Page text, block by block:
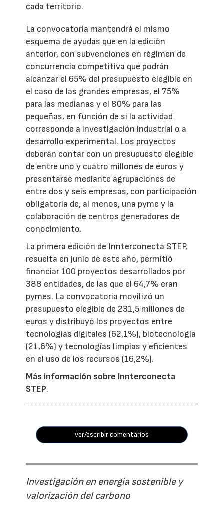
cada territorio.
La convocatoria mantendrá el mismo
esquema de ayudas que en la edición
anterior, con subvenciones en régimen de
concurrencia competitiva que podrán
alcanzar el 65% del presupuesto elegible en
el caso de las grandes empresas, el 75%
para las medianas y el 80% para las
pequeñas, en función de si la actividad
corresponde a investigación industrial o a
desarrollo experimental. Los proyectos
deberán contar con un presupuesto elegible
de entre uno y cuatro millones de euros y
presentarse mediante agrupaciones de
entre dos y seis empresas, con participación
obligatoria de, al menos, una pyme y la
colaboración de centros generadores de
conocimiento.
La primera edición de Innterconecta STEP,
resuelta en junio de este año, permitió
financiar 100 proyectos desarrollados por
388 entidades, de las que el 64,7% eran
pymes. La convocatoria movilizó un
presupuesto elegible de 231,5 millones de
euros y distribuyó los proyectos entre
tecnologías digitales (62,1%), biotecnología
(21,6%) y tecnologías limpias y eficientes
en el uso de los recursos (16,2%).
Más información sobre Innterconecta
STEP.
ver/escribir comentarios
Investigación en energía sostenible y
valorización del carbono